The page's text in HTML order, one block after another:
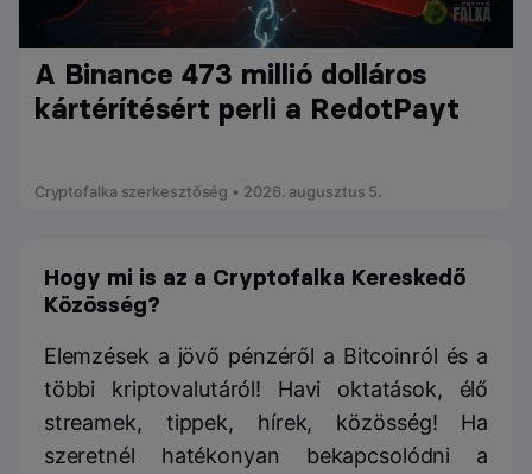
A Binance 473 millió dolláros
kártérítésért perli a RedotPayt
Cryptofalka szerkesztőség • 2026. augusztus 5.
Hogy mi is az a Cryptofalka Kereskedő
Közösség?
Elemzések a jövő pénzéről a Bitcoinról és a
többi kriptovalutáról! Havi oktatások, élő
streamek, tippek, hírek, közösség! Ha
szeretnél hatékonyan bekapcsolódni a